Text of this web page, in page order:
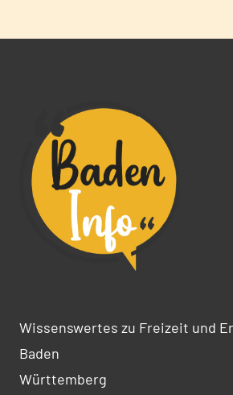
Wissenswertes zu Freizeit und
Baden
Württemberg